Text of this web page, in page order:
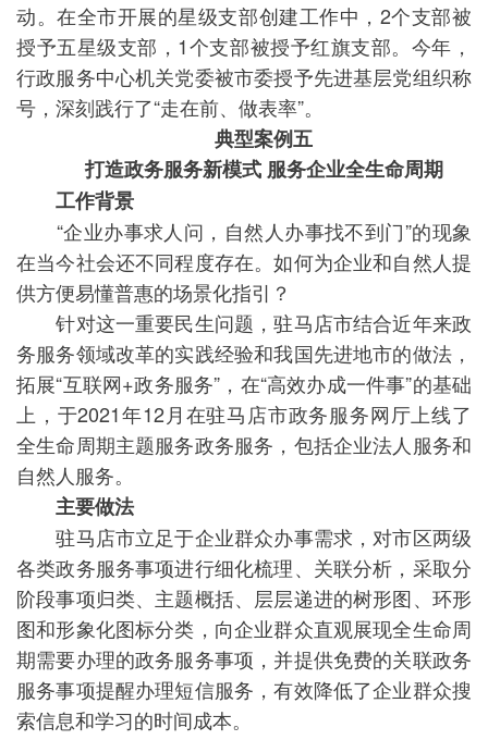
动。在全市开展的星级支部创建工作中，2个支部被
授予五星级支部，1个支部被授予红旗支部。今年，
行政服务中心机关党委被市委授予先进基层党组织称
号，深刻践行了“走在前、做表率”。
典型案例五
打造政务服务新模式 服务企业全生命周期
工作背景
“企业办事求人问，自然人办事找不到门”的现象
在当今社会还不同程度存在。如何为企业和自然人提
供方便易懂普惠的场景化指引？
针对这一重要民生问题，驻马店市结合近年来政
务服务领域改革的实践经验和我国先进地市的做法，
拓展“互联网+政务服务”，在“高效办成一件事”的基础
上，于2021年12月在驻马店市政务服务网厅上线了
全生命周期主题服务政务服务，包括企业法人服务和
自然人服务。
主要做法
驻马店市立足于企业群众办事需求，对市区两级
各类政务服务事项进行细化梳理、关联分析，采取分
阶段事项归类、主题概括、层层递进的树形图、环形
图和形象化图标分类，向企业群众直观展现全生命周
期需要办理的政务服务事项，并提供免费的关联政务
服务事项提醒办理短信服务，有效降低了企业群众搜
索信息和学习的时间成本。